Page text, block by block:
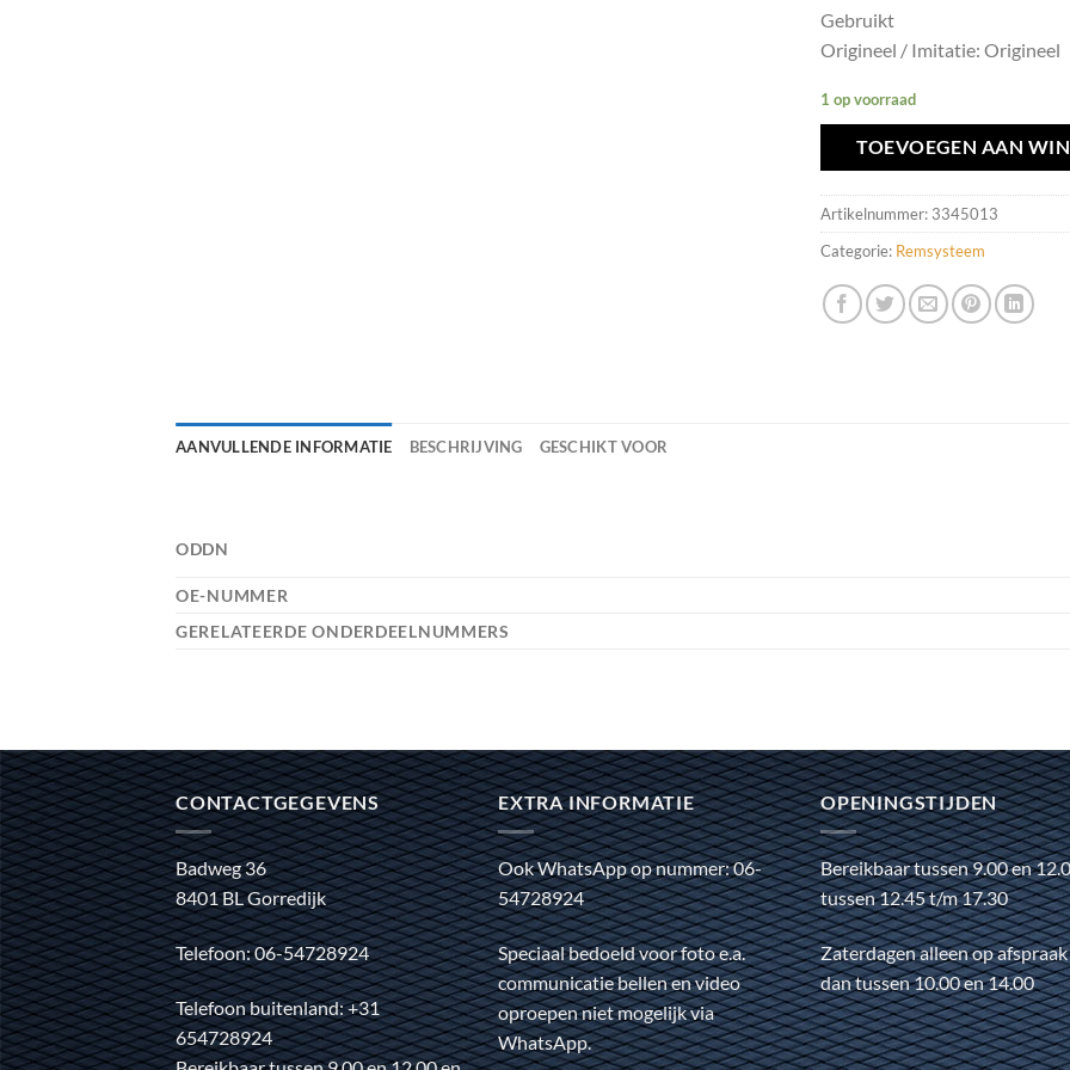
Gebruikt
Origineel / Imitatie: Origineel
1 op voorraad
TOEVOEGEN AAN
Artikelnummer: 3345013
Categorie: Remsysteem
AANVULLENDE INFORMATIE BESCHRIJVING GESCHIKT VOOR
ODDN
OE-NUMMER
GERELATEERDE ONDERDEELNUMMERS
CONTACTGEGEVENS
Badweg 36
8401 BL Gorredijk
Telefoon: 06-54728924
Telefoon buitenland: +31
654728924
EXTRA INFORMATIE
Ook WhatsApp op nummer: 06-
54728924
Speciaal bedoeld voor foto e.a.
communicatie bellen en video
oproepen niet mogelijk via
WhatsApp.
OPENINGSTIJDEN
Bereikbaar tussen 9.00 en
tussen 12.45 t/m 17.30
Zaterdagen alleen op
dan tussen 10.00 en 14.00